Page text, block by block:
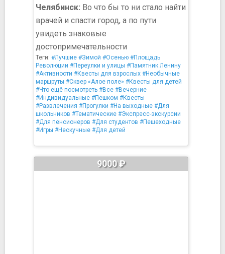
Челябинск: Во что бы то ни стало найти
врачей и спасти город, а по пути
увидеть знаковые
достопримечательности
Теги: #Лучшие #Зимой #Осенью #Площадь
Революции #Переулки и улицы #Памятник Ленину
#Активности #Квесты для взрослых #Необычные
маршруты #Сквер «Алое поле» #Квесты для детей
#Что ещё посмотреть #Все #Вечерние
#Индивидуальные #Пешком #Квесты
#Развлечения #Прогулки #На выходные #Для
школьников #Тематические #Экспресс-экскурсии
#Для пенсионеров #Для студентов #Пешеходные
#Игры #Нескучные #Для детей
9000 ₽